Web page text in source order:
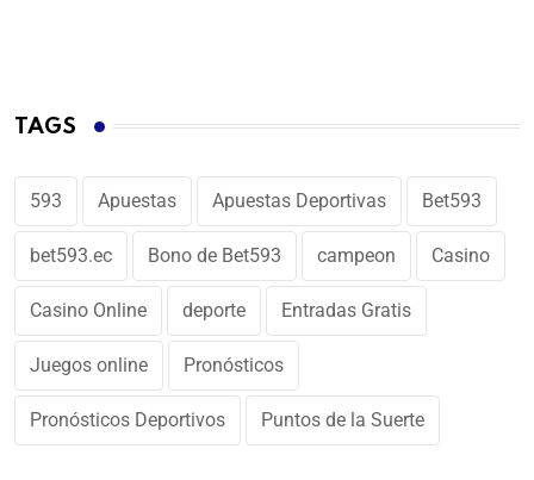
TAGS
593 Apuestas Apuestas Deportivas Bet593
bet593.ec Bono de Bet593 campeon Casino
Casino Online deporte Entradas Gratis
Juegos online Pronósticos
Pronósticos Deportivos Puntos de la Suerte